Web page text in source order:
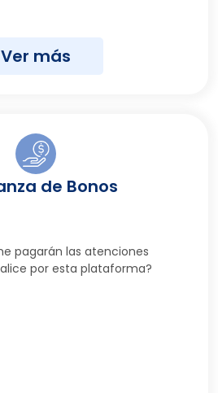
Ver más
de Bonos
pagarán las atenciones
por esta plataforma?